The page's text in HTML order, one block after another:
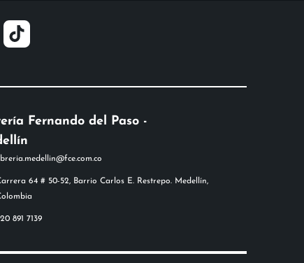
Fernando del Paso -
64 # 50-52, Barrio Carlos E. Restrepo. Medellín,
891 7139